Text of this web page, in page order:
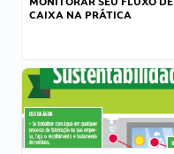
CAIXA NA PRÁTICA